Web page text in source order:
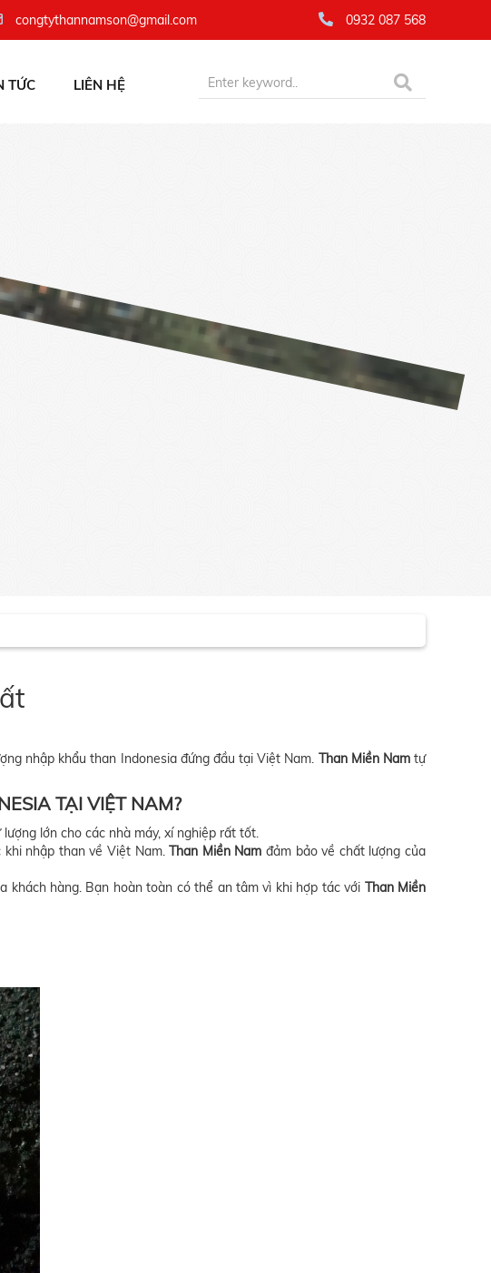
congtythannamson@gmail.com 0932 087 568
TỨC LIÊN HỆ
nhập khẩu than Indonesia đứng đầu tại Việt Nam. Than Miền Namtự
TẠI VIỆT NAM?
lớn cho các nhà máy, xí nghiệp rất tốt.
khi nhập than về Việt Nam.Than Miền Nam đảm bảo về chất lượng của
khách hàng. Bạn hoàn toàn có thể an tâm vì khi hợp tác với Than Miền